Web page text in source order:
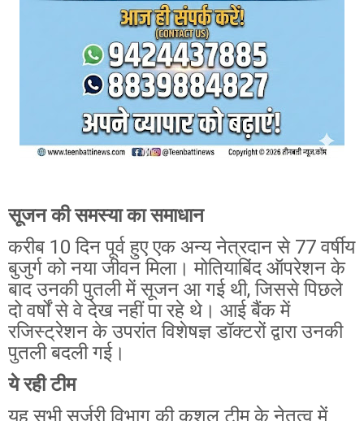
सूजन की समस्या का समाधान
करीब 10 दिन पूर्व हुए एक अन्य नेत्रदान से 77 वर्षीय
बुजुर्ग को नया जीवन मिला। मोतियाबिंद ऑपरेशन के
बाद उनकी पुतली में सूजन आ गई थी, जिससे पिछले
दो वर्षों से वे देख नहीं पा रहे थे। आई बैंक में
रजिस्ट्रेशन के उपरांत विशेषज्ञ डॉक्टरों द्वारा उनकी
पुतली बदली गई।
ये रही टीम
यह सभी सर्जरी विभाग की कुशल टीम के नेतृत्व में